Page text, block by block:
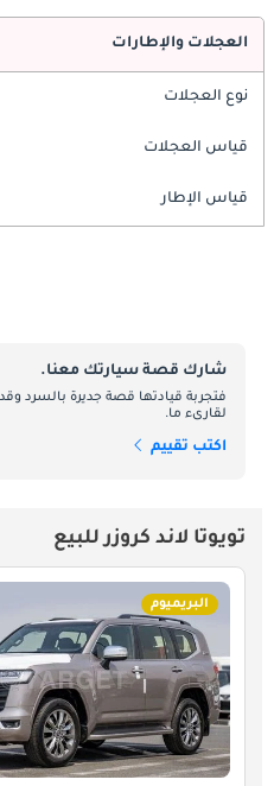
العجلات والإطارات
نوع العجلات
قياس العجلات
قياس الإطار
شارك قصة سيارتك معنا.
فتجربة قيادتها قصة جديرة بالسرد
لقارىء ما.
اكتب تقييم
تويوتا لاند كروزر للبيع
البريميوم